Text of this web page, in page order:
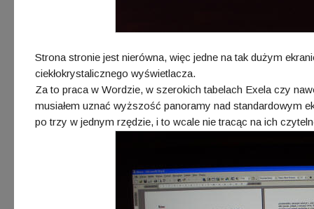
Strona stronie jest nierówna, więc jedne na tak dużym
ciekłokrystalicznego wyświetlacza.
Za to praca w Wordzie, w szerokich tabelach Exela czy
musiałem uznać wyższość panoramy nad standardowym
po trzy w jednym rzędzie, i to wcale nie tracąc na ich